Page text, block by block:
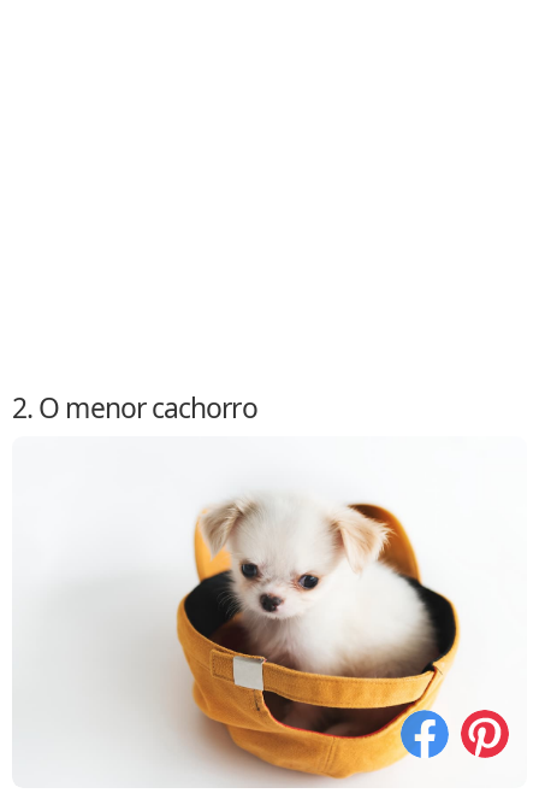
2. O menor cachorro